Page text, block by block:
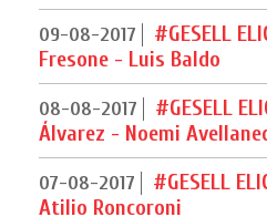
09-08-2017
#GESELL
Fresone - Luis Baldo
08-08-2017
#GESELL
Álvarez - Noemi
07-08-2017
#GESELL
Atilio Roncoroni